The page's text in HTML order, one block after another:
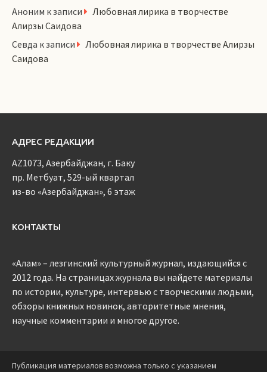
Аноним к записи
Любовная лирика в творчестве
Алирзы Саидова
Севда к записи
Любовная лирика в творчестве Алирзы
Саидова
АДРЕС РЕДАКЦИИ
AZ1073, Азербайджан, г. Баку
пр. Метбуат, 529-ый квартал
из-во «Азербайджан», 6 этаж
КОНТАКТЫ
«Алам» – лезгинский культурный журнал, издающийся с
2012 года. На страницах журнала вы найдете материалы
по истории, культуре, интервью с творческими людьми,
обзоры книжных новинок, авторитетные мнения,
научные комментарии и многое другое.
Публикация материалов возможна только с указанием